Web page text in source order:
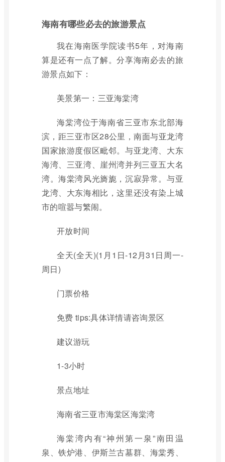
海南有哪些必去的旅游景点
我在海南医学院读书5年，对海南
算是还有一点了解。分享海南必去的旅
游景点如下：
美景第一：三亚海棠湾
海棠湾位于海南省三亚市东北部海
滨，距三亚市区28公里，南面与亚龙湾
国家旅游度假区毗邻。与亚龙湾、大东
海湾、三亚湾、崖州湾并列三亚五大名
湾。海棠湾风光旖旎，沉寂异常。与亚
龙湾、大东海相比，这里还没有染上城
市的喧嚣与繁闹。
开放时间
全天(全天)(1月1日-12月31日周一-
周日)
门票价格
免费 tips:具体详情请咨询景区
建议游玩
1-3小时
景点地址
海南省三亚市海棠区海棠湾
海棠湾内有“神州第一泉”南田温
泉、铁炉港、伊斯兰古墓群、海棠秀、